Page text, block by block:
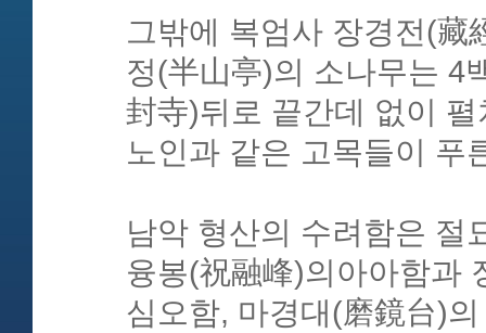
그밖에 복엄사 장경전(藏
정(半山亭)의 소나무는 4
封寺)뒤로 끝간데 없이
노인과 같은 고목들이 푸
남악 형산의 수려함은 절
융봉(祝融峰)의아아함과
심오함, 마경대(磨鏡台)